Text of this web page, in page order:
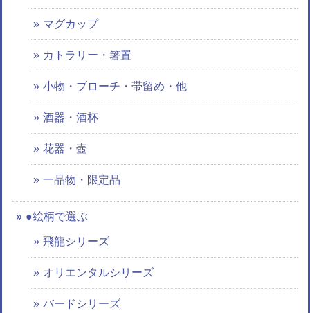
マグカップ
カトラリー・箸置
小物・ブローチ・帯留め・他
酒器・酒杯
花器・壺
一品物・限定品
●絵柄で選ぶ
飛龍シリーズ
オリエンタルシリーズ
バードシリーズ